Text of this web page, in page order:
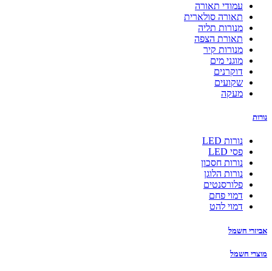
עמודי תאורה
תאורה סולארית
מנורות תליה
תאורת הצפה
מנורות קיר
מוגני מים
דוקרנים
שקועים
מעקה
נורות
נורות LED
פסי LED
נורות חסכון
נורות הלוגן
פלורסנטים
דמוי פחם
דמוי להט
אביזרי חשמל
מוצרי חשמל